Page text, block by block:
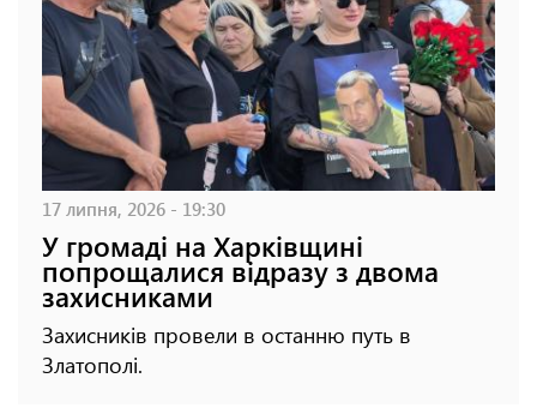
17 липня, 2026 - 19:30
У громаді на Харківщині
попрощалися відразу з двома
захисниками
Захисників провели в останню путь в
Златополі.